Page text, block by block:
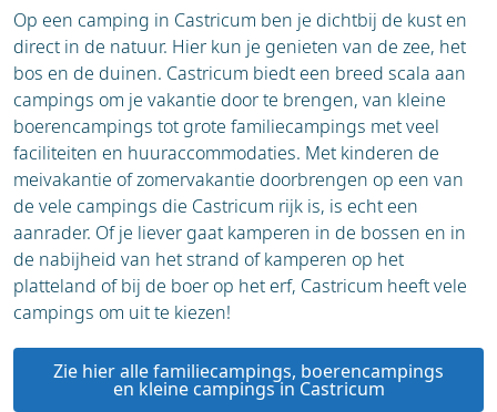
Op een camping in Castricum ben je dichtbij de kust en
direct in de natuur. Hier kun je genieten van de zee, het
bos en de duinen. Castricum biedt een breed scala aan
campings om je vakantie door te brengen, van kleine
boerencampings tot grote familiecampings met veel
faciliteiten en huuraccommodaties. Met kinderen de
meivakantie of zomervakantie doorbrengen op een van
de vele campings die Castricum rijk is, is echt een
aanrader. Of je liever gaat kamperen in de bossen en in
de nabijheid van het strand of kamperen op het
platteland of bij de boer op het erf, Castricum heeft vele
campings om uit te kiezen!
Zie hier alle familiecampings, boerencampings
en kleine campings in Castricum